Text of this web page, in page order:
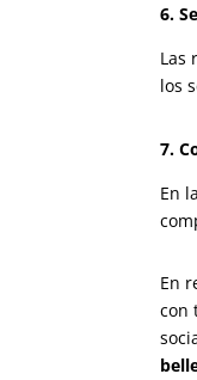
6.
Las
los
7.
En
En
con